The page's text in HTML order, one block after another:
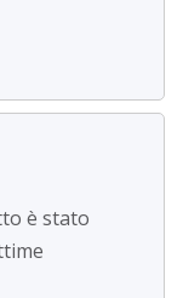
è stato